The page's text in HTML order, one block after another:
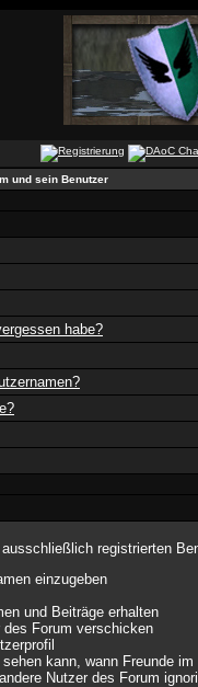
und sein Benutzer
habe?
registrierten
einzugeben
und Beiträge erhalten
des Forum verschicken
kann, wann Freunde
Nutzer des Forum